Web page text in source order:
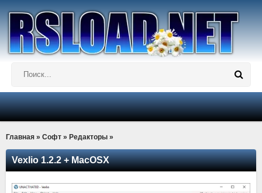
Главная » Софт » Редакторы »
Vexlio 1.2.2 + MacOSX